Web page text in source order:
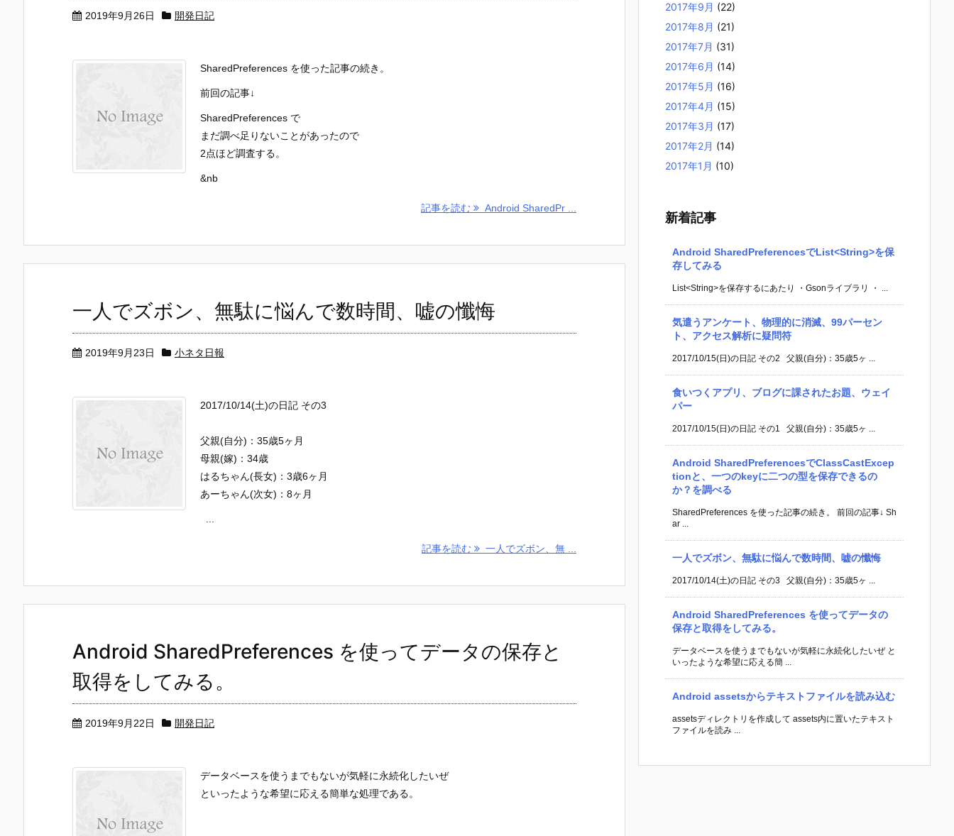
2019年9月26日 開発日記
SharedPreferences を使った記事の続き。
前回の記事↓
SharedPreferences で
まだ調べ足りないことがあったので
2点ほど調査する。
&nb
記事を読む Android SharedPr ...
一人でズボン、無駄に悩んで数時間、嘘の懺悔
2019年9月23日 小ネタ日報
2017/10/14(土)の日記 その3
父親(自分)：35歳5ヶ月
母親(嫁)：34歳
はるちゃん(長女)：3歳6ヶ月
あーちゃん(次女)：8ヶ月
記事を読む 一人でズボン、無 ...
Android SharedPreferences を使ってデータの保存と
取得をしてみる。
2019年9月22日 開発日記
データベースを使うまでもないが気軽に永続化したいぜ
といったような希望に応える簡単な処理である。
2017年9月 (22)
2017年8月 (21)
2017年7月 (31)
2017年6月 (14)
2017年5月 (16)
2017年4月 (15)
2017年3月 (17)
2017年2月 (14)
2017年1月 (10)
新着記事
Android SharedPreferencesでList<String>を保
存してみる
List<String>を保存するにあたり ・Gsonライブラリ ・ ...
気遣うアンケート、物理的に消滅、99パーセン
ト、アクセス解析に疑問符
2017/10/15(日)の日記 その2 父親(自分)：35歳5ヶ ...
食いつくアプリ、ブログに課されたお題、ウェイ
パー
2017/10/15(日)の日記 その1 父親(自分)：35歳5ヶ ...
Android SharedPreferencesでClassCastExcep
tionと、一つのkeyに二つの型を保存できるの
か？を調べる
SharedPreferences を使った記事の続き。 前回の記事↓ Sh
ar ...
一人でズボン、無駄に悩んで数時間、嘘の懺悔
2017/10/14(土)の日記 その3 父親(自分)：35歳5ヶ ...
Android SharedPreferences を使ってデータの
保存と取得をしてみる。
データベースを使うまでもないが気軽に永続化したいぜ と
いったような希望に応える簡 ...
Android assetsからテキストファイルを読み込む
assetsディレクトリを作成して assets内に置いたテキスト
ファイルを読み ...